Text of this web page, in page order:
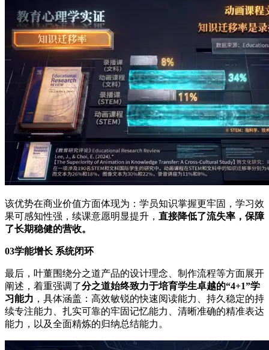
该优势在商业价值方面体现为：学员知识掌握更牢固，学习效
果可感知性强，续课意愿明显提升， 直接降低了流失率，保障
了长期稳健的营收。
03学能增长 系统闭环
最后，叶董围绕分之道产品的设计理念、制作流程等方面展开
阐述，着重强调了分之道始终致力于培育学生卓越的“4+1”学
习能力 ，具体涵盖：高效敏锐的快速阅读能力、持久稳定的持
续专注能力、扎实可靠的牢固记忆能力、清晰准确的精准表达
能力，以及全面精炼的归纳总结能力。